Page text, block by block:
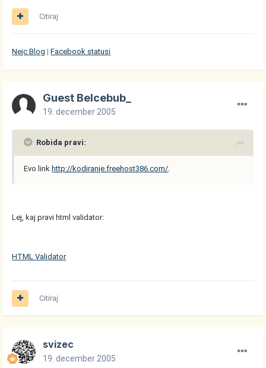
Citiraj
Nejc Blog |Facebook statusi
Guest Belcebub_
19. december 2005
Robida pravi:
Evo link http://kodiranje.freehost386.com/.
Lej, kaj pravi html validator:
HTML Validator
Citiraj
svizec
19. december 2005